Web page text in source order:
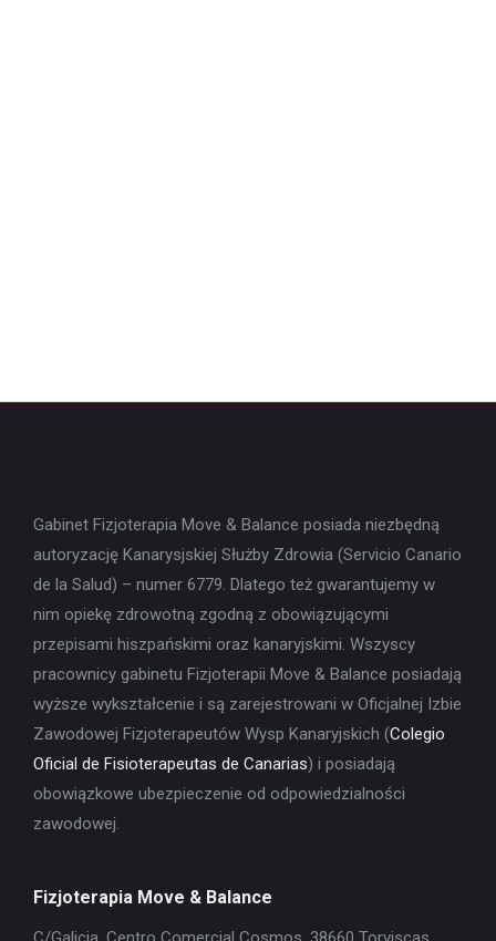
Gabinet Fizjoterapia Move & Balance posiada niezbędną
autoryzację Kanarysjskiej Służby Zdrowia (Servicio Canario
de la Salud) – numer 6779. Dlatego też gwarantujemy w
nim opiekę zdrowotną zgodną z obowiązującymi
przepisami hiszpańskimi oraz kanaryjskimi. Wszyscy
pracownicy gabinetu Fizjoterapii Move & Balance posiadają
wyższe wykształcenie i są zarejestrowani w Oficjalnej Izbie
Zawodowej Fizjoterapeutów Wysp Kanaryjskich (Colegio
Oficial de Fisioterapeutas de Canarias) i posiadają
obowiązkowe ubezpieczenie od odpowiedzialności
zawodowej.
Fizjoterapia Move & Balance